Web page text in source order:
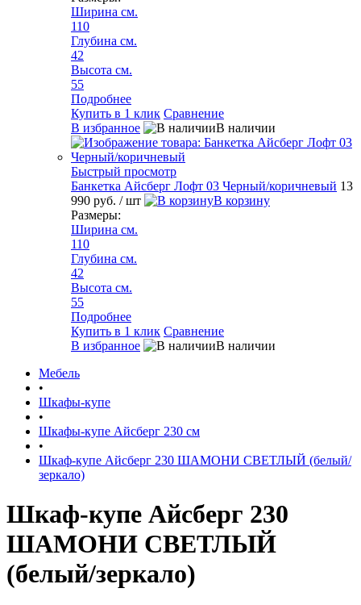
Ширина см.
110
Глубина см.
42
Высота см.
55
Подробнее
Купить в 1 клик Сравнение
В избранное
В наличии
Быстрый просмотр
Банкетка Айсберг Лофт 03 Черный/коричневый 13
990 руб. / шт
В корзину
Размеры:
Ширина см.
110
Глубина см.
42
Высота см.
55
Подробнее
Купить в 1 клик Сравнение
В избранное
В наличии
Мебель
•
Шкафы-купе
•
Шкафы-купе Айсберг 230 см
•
Шкаф-купе Айсберг 230 ШАМОНИ СВЕТЛЫЙ (белый/
зеркало)
Шкаф-купе Айсберг 230
ШАМОНИ СВЕТЛЫЙ
(белый/зеркало)